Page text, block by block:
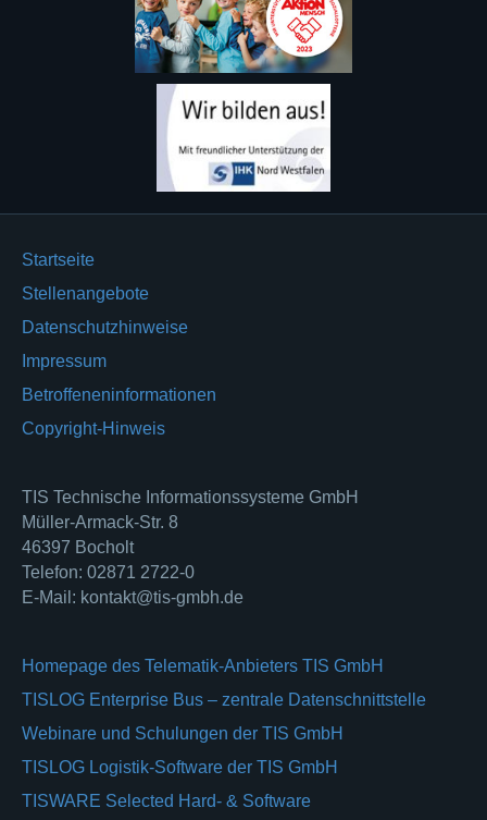
Startseite
Stellenangebote
Datenschutzhinweise
Impressum
Betroffeneninformationen
Copyright-Hinweis
TIS Technische Informationssysteme GmbH
Müller-Armack-Str. 8
46397 Bocholt
Telefon: 02871 2722-0
E-Mail: kontakt@tis-gmbh.de
Homepage des Telematik-Anbieters TIS GmbH
TISLOG Enterprise Bus – zentrale Datenschnittstelle
Webinare und Schulungen der TIS GmbH
TISLOG Logistik-Software der TIS GmbH
TISWARE Selected Hard- & Software